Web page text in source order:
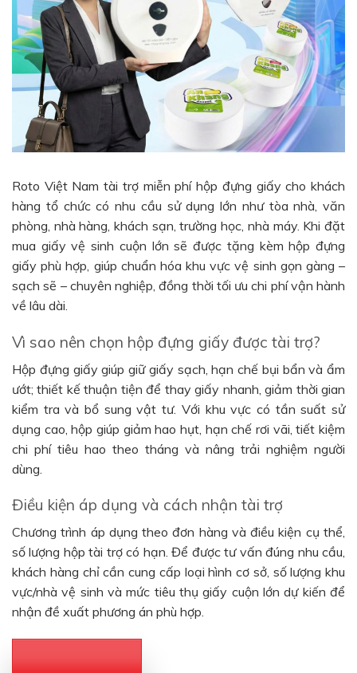
Roto Việt Nam tài trợ miễn phí hộp đựng giấy cho khách
hàng tổ chức có nhu cầu sử dụng lớn như tòa nhà, văn
phòng, nhà hàng, khách sạn, trường học, nhà máy. Khi đặt
mua giấy vệ sinh cuộn lớn sẽ được tặng kèm hộp đựng
giấy phù hợp, giúp chuẩn hóa khu vực vệ sinh gọn gàng –
sạch sẽ – chuyên nghiệp, đồng thời tối ưu chi phí vận hành
về lâu dài.
Vì sao nên chọn hộp đựng giấy được tài trợ?
Hộp đựng giấy giúp giữ giấy sạch, hạn chế bụi bẩn và ẩm
ướt; thiết kế thuận tiện để thay giấy nhanh, giảm thời gian
kiểm tra và bổ sung vật tư. Với khu vực có tần suất sử
dụng cao, hộp giúp giảm hao hụt, hạn chế rơi vãi, tiết kiệm
chi phí tiêu hao theo tháng và nâng trải nghiệm người
dùng.
Điều kiện áp dụng và cách nhận tài trợ
Chương trình áp dụng theo đơn hàng và điều kiện cụ thể,
số lượng hộp tài trợ có hạn. Để được tư vấn đúng nhu cầu,
khách hàng chỉ cần cung cấp loại hình cơ sở, số lượng khu
vực/nhà vệ sinh và mức tiêu thụ giấy cuộn lớn dự kiến để
nhận đề xuất phương án phù hợp.